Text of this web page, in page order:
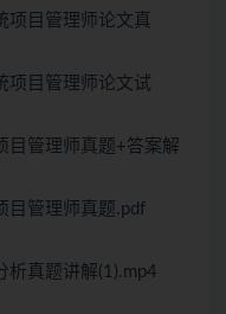
项目管理师论文真
项目管理师论文试
目管理师真题+答案解
目管理师真题.pdf
析真题讲解(1).mp4